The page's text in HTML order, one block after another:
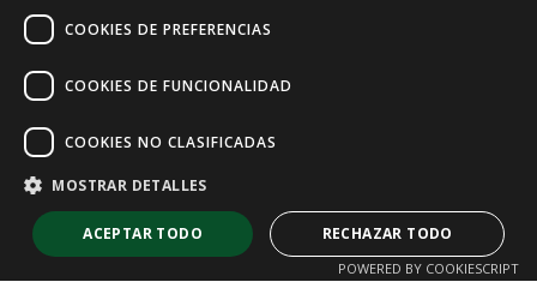
COOKIES DE PREFERENCIAS
COOKIES DE FUNCIONALIDAD
COOKIES NO CLASIFICADAS
MOSTRAR DETALLES
ACEPTAR TODO RECHAZAR TODO
POWERED BY COOKIESCRIPT